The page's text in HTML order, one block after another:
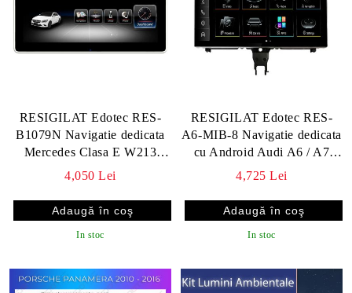
RESIGILAT Edotec RES-
B1079N Navigatie dedicata
Mercedes Clasa E W213
2013-2014
4,050 Lei
In stoc
RESIGILAT Edotec RES-
A6-MIB-8 Navigatie dedicata
cu Android Audi A6 / A7
2016-2018 cu ecran de 8" (
4,725 Lei
In stoc